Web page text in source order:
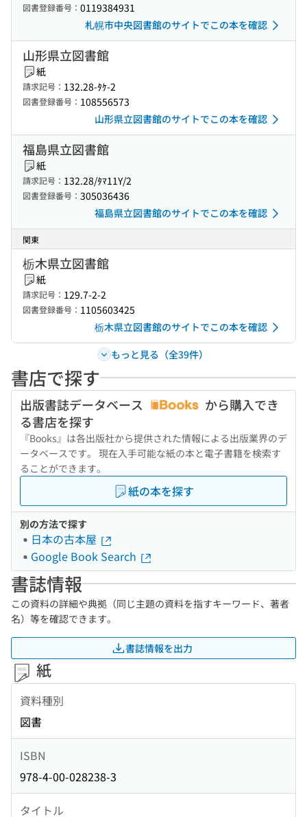
図書登録番号： 0119384931
札幌市中央図書館のサイトでこの本を確認
山形県立図書館
紙
請求記号： 132.28-ﾀｹ-2
図書登録番号： 108556573
山形県立図書館のサイトでこの本を確認
福島県立図書館
紙
請求記号： 132.28/ﾀﾏ11Y/2
図書登録番号： 305036436
福島県立図書館のサイトでこの本を確認
関東
栃木県立図書館
紙
請求記号： 129.7-2-2
図書登録番号： 1105603425
栃木県立図書館のサイトでこの本を確認
もっと見る（全39件）
書店で探す
出版書誌データベース
から購入でき
る書店を探す
『Books』は各出版社から提供された情報による出版業界のデ
ータベースです。 現在入手可能な紙の本と電子書籍を検索す
ることができます。
紙の本を探す
別の方法で探す
日本の古本屋
Google Book Search
書誌情報
この資料の詳細や典拠（同じ主題の資料を指すキーワード、著者
名）等を確認できます。
書誌情報を出力
紙
資料種別
図書
ISBN
978-4-00-028238-3
タイトル